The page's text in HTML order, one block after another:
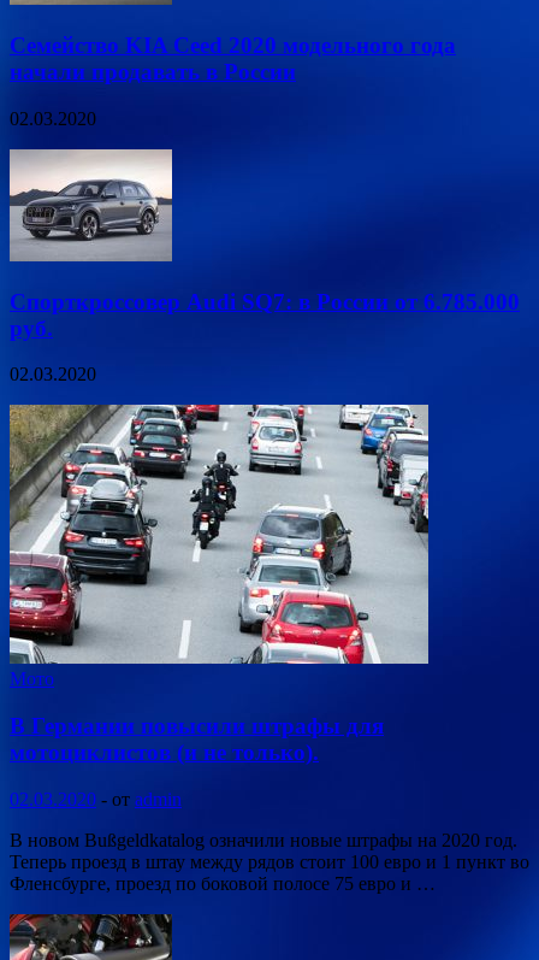
Семейство KIA Ceed 2020 модельного года
начали продавать в России
02.03.2020
Спорткроссовер Audi SQ7: в России от 6.785.000
руб.
02.03.2020
Мото
В Германии повысили штрафы для
мотоциклистов (и не только).
02.03.2020 - от admin
В новом Bußgeldkatalog означили новые штрафы на 2020 год.
Теперь проезд в штау между рядов стоит 100 евро и 1 пункт во
Фленсбурге, проезд по боковой полосе 75 евро и …